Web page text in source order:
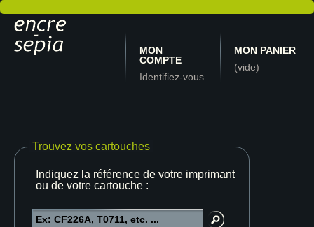
MON
COMPTE
Identifiez-vous
MON PANIER
(vide)
Trouvez vos cartouches
Indiquez la référence de votre imprimante
ou de votre cartouche :